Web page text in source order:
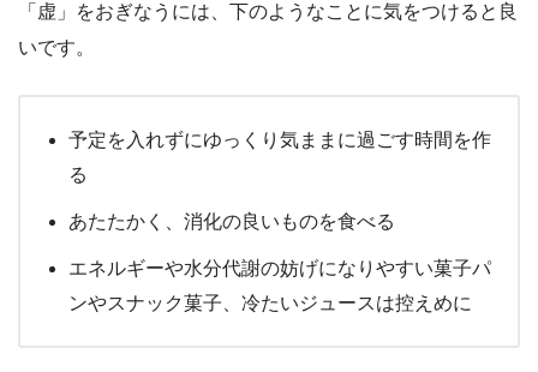
「虚」をおぎなうには、下のようなことに気をつけると良
いです。
予定を入れずにゆっくり気ままに過ごす時間を作
る
あたたかく、消化の良いものを食べる
エネルギーや水分代謝の妨げになりやすい菓子パ
ンやスナック菓子、冷たいジュースは控えめに